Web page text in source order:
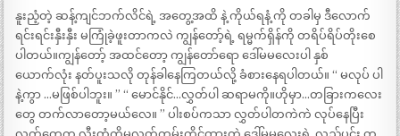
နူးညံ့တဲ့ ဆန့်ကျင်ဘက်လိင်ရဲ့ အတွေ့အထိ နဲ့ ကိုယ်ရနံ့ ကို တခါမှ ဒီလောက်
ရင်းရင်းနှီးနှီး မကြုံခဲ့ဖူးတာကလဲ ကျွန်တော့်ရဲ့ ရမ္မက်ရှိန်ကို တရိပ်ရိပ်တိုးစေ
ပါတယ်။ကျွန်တော့် အထင်တော့ ကျွန်တော်ရော ဒေါ်မမလေးပါ နှစ်
ယောက်လုံး နတ်ပူးသလို တုန်ခါနေကြတယ်လို့ ခံစားနေရပါတယ်။ “ မလုပ် ပါ
နဲ့ကွာ …မဖြစ်ပါဘူး။ ” “ မောင်နိုင်…လွှတ်ပါ ဆရာမကို။ဟိုမှာ…တခြားကလေး
တွေ တက်လာတော့မယ်လေ။ ” ပါးစပ်ကသာ လွှတ်ပါတကဲကဲ လုပ်နေပြီး